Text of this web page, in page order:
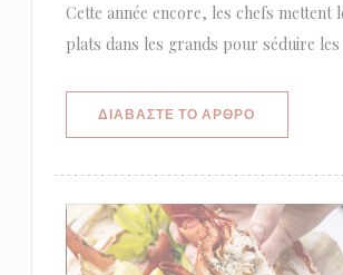
Cette année encore, les chefs mettent
plats dans les grands pour séduire
ΔΙΑΒΆΣΤΕ ΤΟ ΆΡΘΡΟ